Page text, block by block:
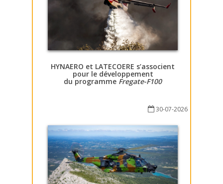
HYNAERO et LATECOERE s’associent
pour le développement
du programme Fregate-F100
30-07-2026